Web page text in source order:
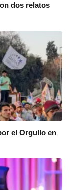
dos relatos
el Orgullo en